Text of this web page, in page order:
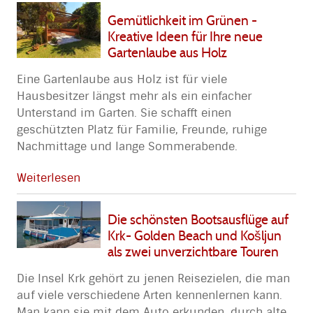
Gemütlichkeit im Grünen -
Kreative Ideen für Ihre neue
Gartenlaube aus Holz
Eine Gartenlaube aus Holz ist für viele
Hausbesitzer längst mehr als ein einfacher
Unterstand im Garten. Sie schafft einen
geschützten Platz für Familie, Freunde, ruhige
Nachmittage und lange Sommerabende.
Weiterlesen
Die schönsten Bootsausflüge auf
Krk- Golden Beach und Košljun
als zwei unverzichtbare Touren
Die Insel Krk gehört zu jenen Reisezielen, die man
auf viele verschiedene Arten kennenlernen kann.